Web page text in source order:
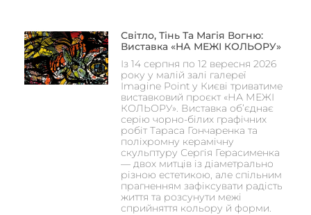
Світло, Тінь Та Магія Вогню:
Виставка «НА МЕЖІ КОЛЬОРУ»
Із 14 серпня по 12 вересня 2026
року у малій залі галереї
Imagine Point у Києві триватиме
виставковий проєкт «НА МЕЖІ
КОЛЬОРУ». Виставка об’єднає
серію чорно-білих графічних
робіт Тараса Гончаренка та
поліхромну керамічну
скульптуру Сергія Герасименка
— двох митців із діаметрально
різною естетикою, але спільним
прагненням зафіксувати радість
життя та розсунути межі
сприйняття кольору й форми.